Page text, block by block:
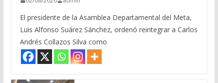
El presidente de la Asamblea Departamental del Meta,
Luis Alfonso Suárez Sánchez, ordenó reintegrar a Carlos
Andrés Collazos Silva como